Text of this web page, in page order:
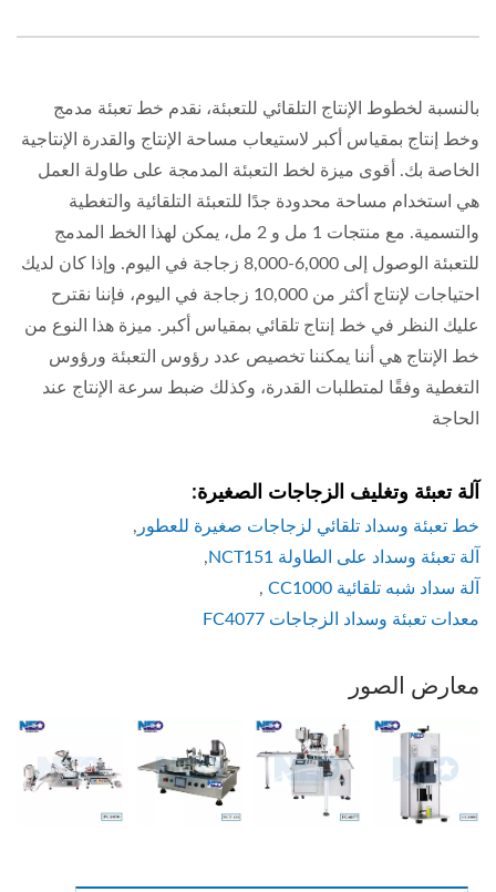
بالنسبة لخطوط الإنتاج التلقائي للتعبئة، نقدم خط تعبئة مدمج
وخط إنتاج بمقياس أكبر لاستيعاب مساحة الإنتاج والقدرة الإنتاجية
الخاصة بك. أقوى ميزة لخط التعبئة المدمجة على طاولة العمل
هي استخدام مساحة محدودة جدًا للتعبئة التلقائية والتغطية
والتسمية. مع منتجات 1 مل و 2 مل، يمكن لهذا الخط المدمج
للتعبئة الوصول إلى 6,000-8,000 زجاجة في اليوم. وإذا كان لديك
احتياجات لإنتاج أكثر من 10,000 زجاجة في اليوم، فإننا نقترح
عليك النظر في خط إنتاج تلقائي بمقياس أكبر. ميزة هذا النوع من
خط الإنتاج هي أننا يمكننا تخصيص عدد رؤوس التعبئة ورؤوس
التغطية وفقًا لمتطلبات القدرة، وكذلك ضبط سرعة الإنتاج عند
الحاجة
آلة تعبئة وتغليف الزجاجات الصغيرة:
خط تعبئة وسداد تلقائي لزجاجات صغيرة للعطور ,
آلة تعبئة وسداد على الطاولة NCT151
,
آلة سداد شبه تلقائية CC1000
,
معدات تعبئة وسداد الزجاجات FC4077
معارض الصور